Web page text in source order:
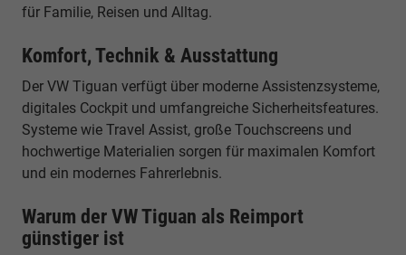
für Familie, Reisen und Alltag.
Komfort, Technik & Ausstattung
Der VW Tiguan verfügt über moderne Assistenzsysteme,
digitales Cockpit und umfangreiche Sicherheitsfeatures.
Systeme wie Travel Assist, große Touchscreens und
hochwertige Materialien sorgen für maximalen Komfort
und ein modernes Fahrerlebnis.
Warum der VW Tiguan als Reimport
günstiger ist